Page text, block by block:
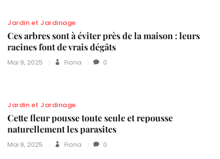
Jardin et Jardinage
Ces arbres sont à éviter près de la maison : leurs
racines font de vrais dégâts
Mai 9, 2025 Fiona 0
Jardin et Jardinage
Cette fleur pousse toute seule et repousse
naturellement les parasites
Mai 9, 2025 Fiona 0